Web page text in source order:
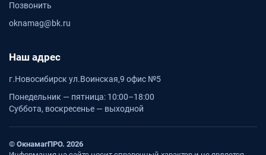
Позвонить
oknamag@bk.ru
Наш адрес
г.Новосибирск ул.Воинская,9 офис №5
Понедельник — пятница: 10:00–18:00
Суббота, воскресенье — выходной
© ОкнамагПРО. 2026